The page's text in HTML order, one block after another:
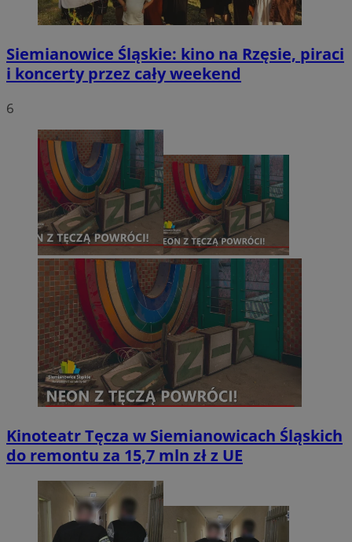
Siemianowice Śląskie: kino na Rzęsie, piraci
i koncerty przez cały weekend
6
Kinoteatr Tęcza w Siemianowicach Śląskich
do remontu za 15,7 mln zł z UE